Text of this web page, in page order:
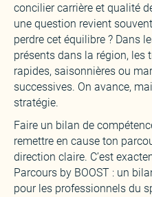
concilier carrière et qualité
une question revient
perdre cet équilibre ? Dans
présents dans la région, les
rapides, saisonnières ou
successives. On avance,
stratégie.
Faire un bilan de
remettre en cause ton
direction claire. C’est
Parcours by BOOST : un
pour les professionnels du